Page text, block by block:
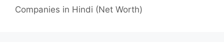
Companies in Hindi (Net Worth)